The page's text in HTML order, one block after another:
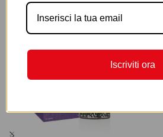
Iscriviti ora